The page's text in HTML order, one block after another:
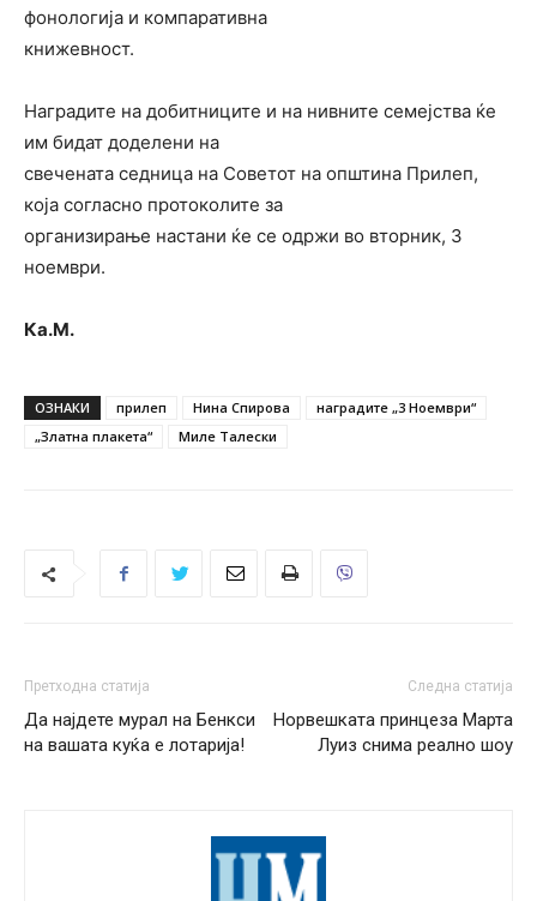
фонологија и компаративна
книжевност.
Наградите на добитниците и на нивните семејства ќе
им бидат доделени на
свечената седница на Советот на општина Прилеп,
која согласно протоколите за
организирање настани ќе се одржи во вторник, 3
ноември.
Ка.М.
ОЗНАКИ прилеп Нина Спирова
наградите „3 Ноември“
„Златна плакета“
Миле Талески
Претходна статија
Да најдете мурал на Бенкси
на вашата куќа е лотарија!
Следна статија
Норвешката принцеза Марта
Луиз снима реално шоу